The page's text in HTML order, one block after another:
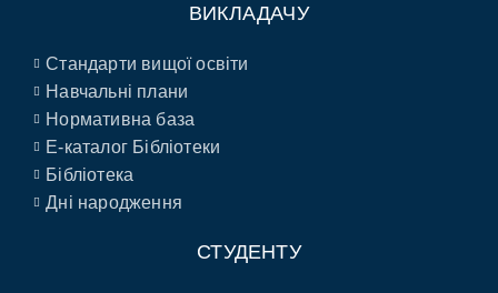
ВИКЛАДАЧУ
Стандарти вищої освіти
Навчальні плани
Нормативна база
E-каталог Бібліотеки
Бібліотека
Дні народження
СТУДЕНТУ